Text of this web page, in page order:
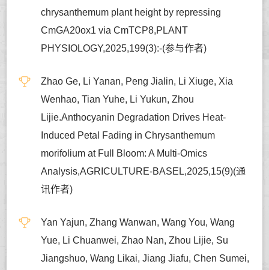
chrysanthemum plant height by repressing
CmGA20ox1 via CmTCP8,PLANT
PHYSIOLOGY,2025,199(3):-(参与作者)
Zhao Ge, Li Yanan, Peng Jialin, Li Xiuge, Xia
Wenhao, Tian Yuhe, Li Yukun, Zhou
Lijie.Anthocyanin Degradation Drives Heat-
Induced Petal Fading in Chrysanthemum
morifolium at Full Bloom: A Multi-Omics
Analysis,AGRICULTURE-BASEL,2025,15(9)(通
讯作者)
Yan Yajun, Zhang Wanwan, Wang You, Wang
Yue, Li Chuanwei, Zhao Nan, Zhou Lijie, Su
Jiangshuo, Wang Likai, Jiang Jiafu, Chen Sumei,